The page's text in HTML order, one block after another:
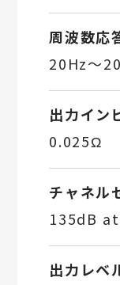
周波数応
20Hz〜
出力イン
0.025Ω
チャネル
135dB
出力レベ